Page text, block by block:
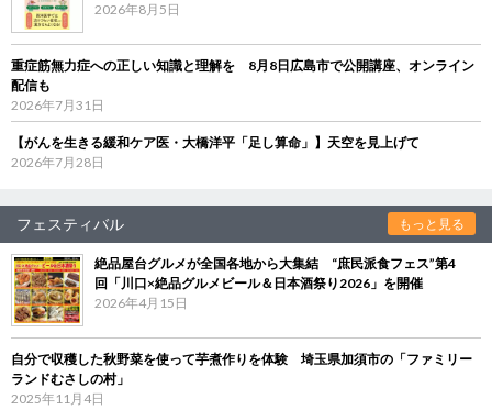
2026年8月5日
重症筋無力症への正しい知識と理解を 8月8日広島市で公開講座、オンライン
配信も
2026年7月31日
【がんを生きる緩和ケア医・大橋洋平「足し算命」】天空を見上げて
2026年7月28日
フェスティバル もっと見る
絶品屋台グルメが全国各地から大集結 “庶民派食フェス”第4
回「川口×絶品グルメビール＆日本酒祭り2026」を開催
2026年4月15日
自分で収穫した秋野菜を使って芋煮作りを体験 埼玉県加須市の「ファミリー
ランドむさしの村」
2025年11月4日